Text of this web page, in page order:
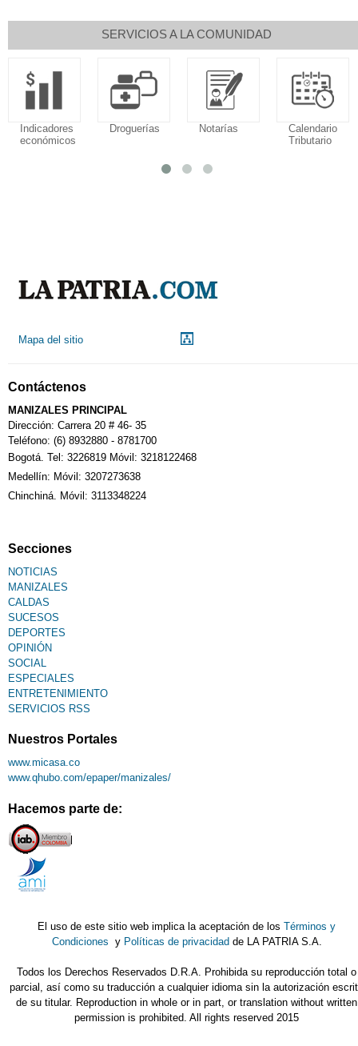
SERVICIOS A LA COMUNIDAD
Indicadores
económicos
Droguerías Notarías
Calendario
Tributario
Mapa del sitio
Contáctenos
MANIZALES PRINCIPAL
Dirección: Carrera 20 # 46- 35
Teléfono: (6) 8932880 - 8781700
Bogotá. Tel: 3226819 Móvil: 3218122468
Medellín: Móvil: 3207273638
Chinchiná. Móvil: 3113348224
Secciones
NOTICIAS
MANIZALES
CALDAS
SUCESOS
DEPORTES
OPINIÓN
SOCIAL
ESPECIALES
ENTRETENIMIENTO
SERVICIOS RSS
Nuestros Portales
www.micasa.co
www.qhubo.com/epaper/manizales/
Hacemos parte de:
El uso de este sitio web implica la aceptación de losTérminos y
Condiciones y Políticas de privacidad de LA PATRIA S.A.
Todos los Derechos Reservados D.R.A. Prohibida su reproducción total o
parcial, así como su traducción a cualquier idioma sin la autorización
de su titular. Reproduction in whole or in part, or translation without written
permission is prohibited. All rights reserved 2015